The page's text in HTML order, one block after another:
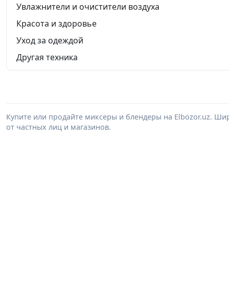
Увлажнители и очистители воздуха
Красота и здоровье
Уход за одеждой
Другая техника
Купите или продайте миксеры и блендеры на Elbozor.uz.
от частных лиц и магазинов.